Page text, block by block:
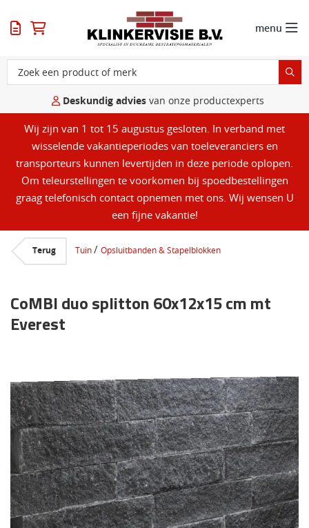
menu
Deskundig advies van onze productexperts
Wij zijn van 1 tot 15 augustus gesloten. In verband met
wisselende vakantieperiodes van toeleveranciers en
transporteurs kunnen levertijden in deze periode oplopen.
Om teleurstellingen te voorkomen bij spoedbestellingen
graag telefonisch contact opnemen met ons. Wij wensen U
een fijne vakantie!
Terug Tuin/ Opsluitbanden & Stapelblokken
CoMBI duo splitton 60x12x15 cm mt
Everest